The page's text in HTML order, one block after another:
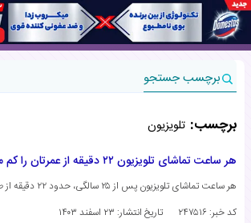
منوی سایت
برچسب جستجو
برچسب: تلویزیون
هر ساعت تماشای تلویزیون ۲۲ دقیقه از عمرتان را کم می‌کند
هر ساعت تماشای تلویزیون پس از ۲۵ سالگی، حدود ۲۲ دقیقه از طول عمر بیننده کم می‌کند.
کد خبر: ۲۴۷۵۱۶
تاریخ انتشار: ۲۳ اسفند ۱۴۰۳